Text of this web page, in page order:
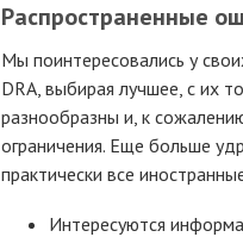
Распространенные
Мы поинтересовались у
DRA, выбирая лучшее, с их
разнообразны и, к
ограничения. Еще больше
практически все
Интересуются